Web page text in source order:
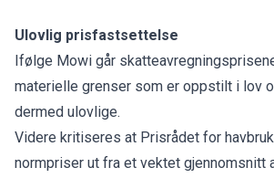
Ulovlig prisfastsettelse
Ifølge Mowi går
materielle grenser som er oppstilt i lov
dermed ulovlige.
Videre kritiseres at Prisrådet for
normpriser ut fra et vektet gjennomsnitt